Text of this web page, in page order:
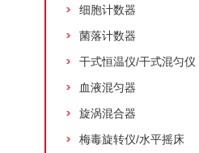
细胞计数器
菌落计数器
干式恒温仪/干式混匀仪
血液混匀器
旋涡混合器
梅毒旋转仪/水平摇床